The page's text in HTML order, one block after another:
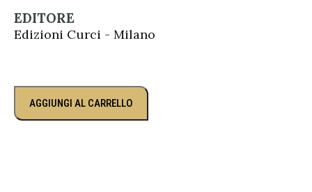
EDITORE
Edizioni Curci - Milano
AGGIUNGI AL CARRELLO